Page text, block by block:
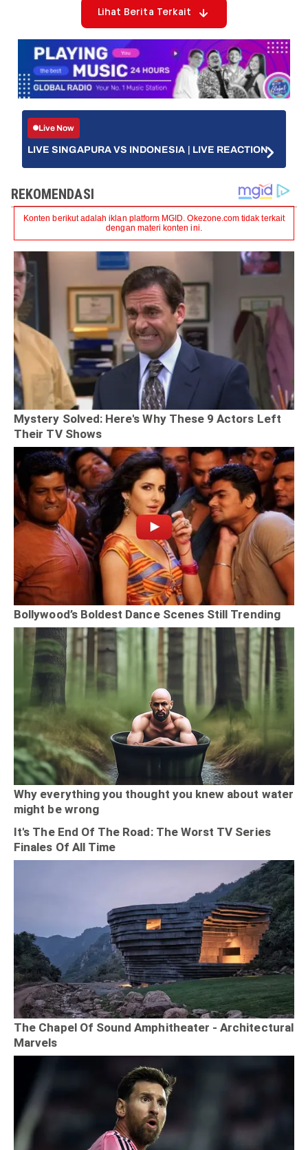
Lihat Berita Terkait
Live Now
LIVE SINGAPURA VS INDONESIA | LIVE REACTION